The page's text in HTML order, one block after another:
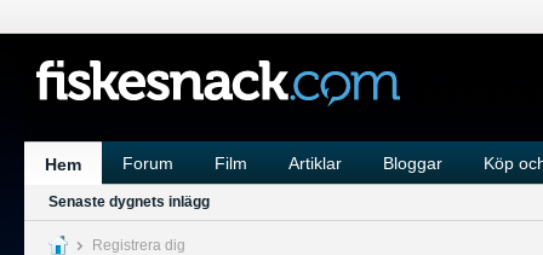
Hem Forum Film Artiklar Bloggar Köp
Senaste dygnets inlägg
Registrera dig